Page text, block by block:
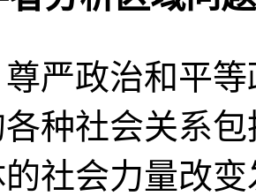
尊严政治和平
种社会关系
社会力量改